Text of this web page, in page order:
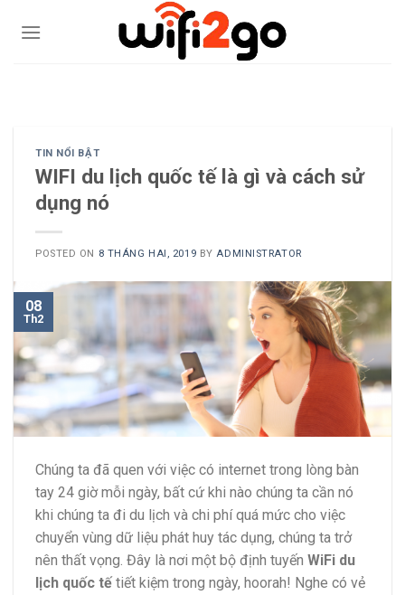
TIN NỔI BẬT
WIFI du lịch quốc tế là gì và cách sử
dụng nó
POSTED ON 8 THÁNG HAI, 2019 BY ADMINISTRATOR
08
Th2
Chúng ta đã quen với việc có internet trong lòng bàn
tay 24 giờ mỗi ngày, bất cứ khi nào chúng ta cần nó
khi chúng ta đi du lịch và chi phí quá mức cho việc
chuyển vùng dữ liệu phát huy tác dụng, chúng ta trở
nên thất vọng. Đây là nơi một bộ định tuyến WiFi du
lịch quốc tế tiết kiệm trong ngày, hoorah! Nghe có vẻ